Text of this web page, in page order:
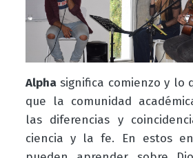
Alphasignifica comienzo y lo
que la comunidad
las diferencias y
ciencia y la fe. En estos